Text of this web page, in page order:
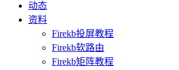
动态
资料
Firekb投屏教程
Firekb软路由
Firekb矩阵教程